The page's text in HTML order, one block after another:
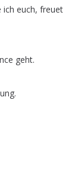
ich euch, freuet
geht.
.